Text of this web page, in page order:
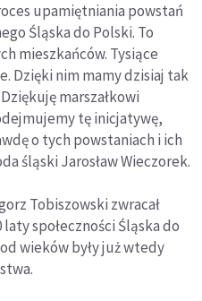
upamiętniania powstań
Śląska do Polski. To
mieszkańców. Tysiące
Dzięki nim mamy dzisiaj tak
marszałkowi
tę inicjatywę,
o tych powstaniach i ich
śląski Jarosław Wieczorek.
Tobiszowski zwracał
laty społeczności Śląska do
wieków były już wtedy